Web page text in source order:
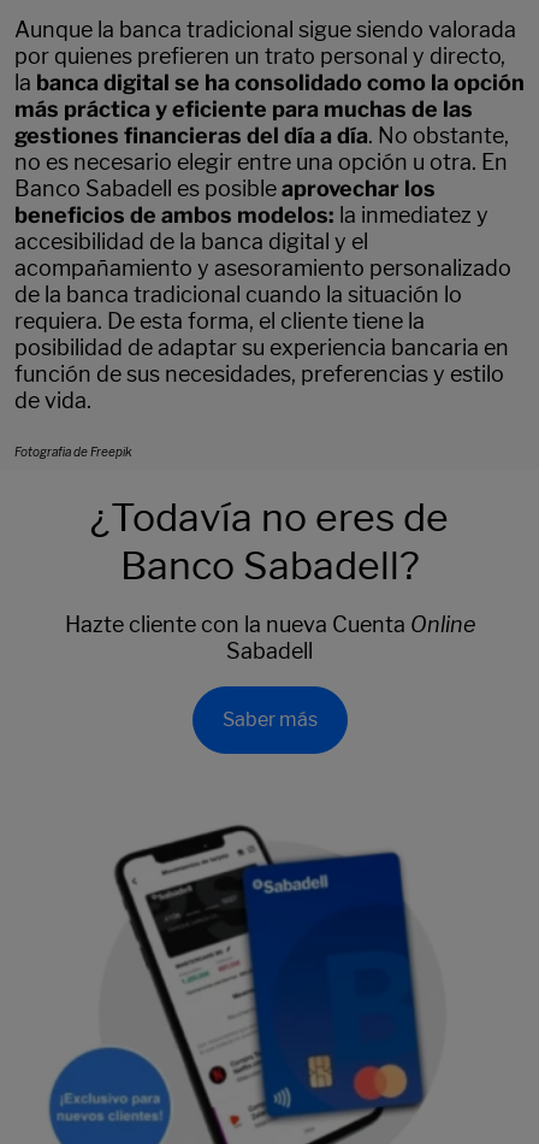
Aunque la banca tradicional sigue siendo valorada
por quienes prefieren un trato personal y directo,
la banca digital se ha consolidado como la opción
más práctica y eficiente para muchas de las
gestiones financieras del día a día. No obstante,
no es necesario elegir entre una opción u otra. En
Banco Sabadell es posibleaprovechar los
beneficios de ambos modelos: la inmediatez y
accesibilidad de la banca digital y el
acompañamiento y asesoramiento personalizado
de la banca tradicional cuando la situación lo
requiera. De esta forma, el cliente tiene la
posibilidad de adaptar su experiencia bancaria en
función de sus necesidades, preferencias y estilo
de vida.
Fotografia de Freepik
¿Todavía no eres de
Banco Sabadell?
Hazte cliente con la nueva Cuenta Online
Sabadell
Saber más